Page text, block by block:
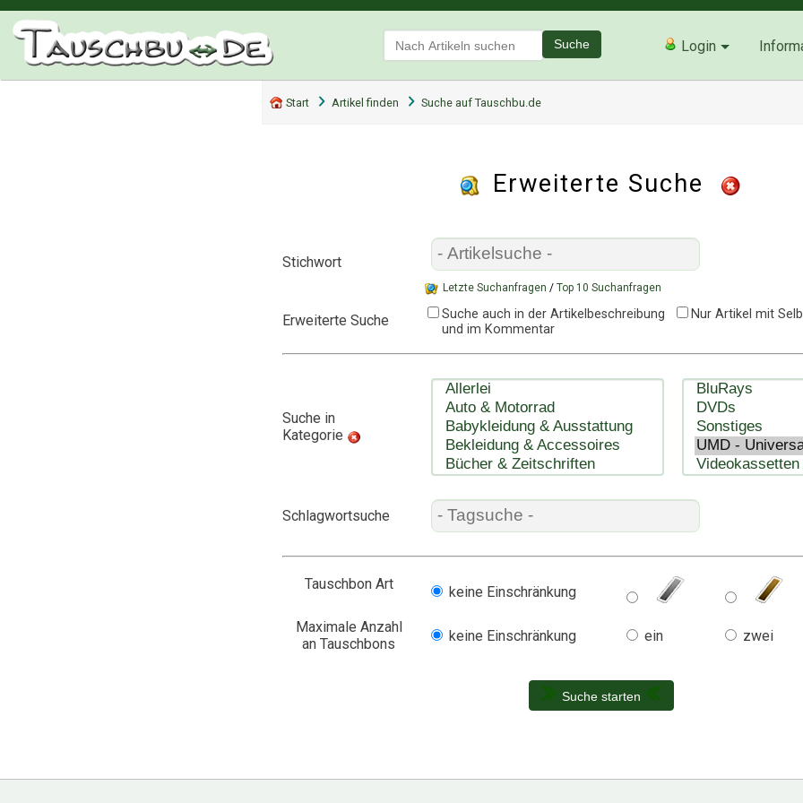
Suche Login
Start Artikel finden Suche auf Tauschbu.de
Erweiterte Suche
Stichwort
Letzte Suchanfragen / Top 10 Suchanfragen
Erweiterte Suche
Suche auch in der Artikelbeschreibung
und im Kommentar
Nur Artikel mit
Suche in
Kategorie
Schlagwortsuche
Tauschbon Art keine Einschränkung
Maximale Anzahl
an Tauschbons
keine Einschränkung ein zwei
Suche starten